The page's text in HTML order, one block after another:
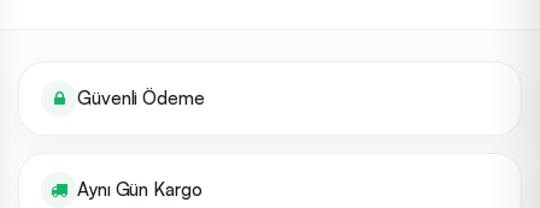
Güvenli Ödeme
Aynı Gün Kargo